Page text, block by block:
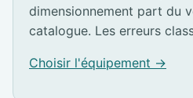
dimensionnement part du
catalogue. Les erreurs
Choisir l'équipement →